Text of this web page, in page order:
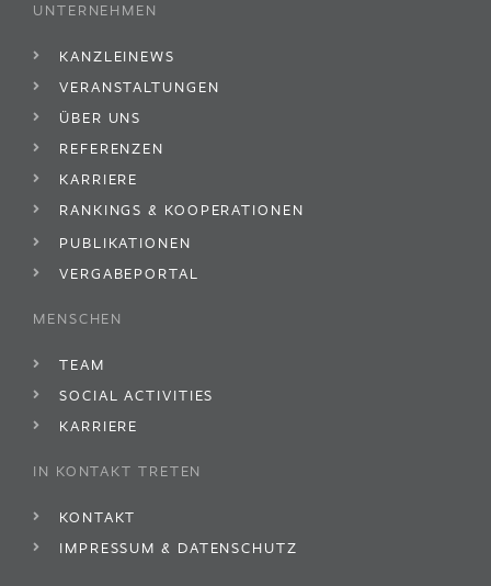
UNTERNEHMEN
KANZLEINEWS
VERANSTALTUNGEN
ÜBER UNS
REFERENZEN
KARRIERE
RANKINGS & KOOPERATIONEN
PUBLIKATIONEN
VERGABEPORTAL
MENSCHEN
TEAM
SOCIAL ACTIVITIES
KARRIERE
IN KONTAKT TRETEN
KONTAKT
IMPRESSUM & DATENSCHUTZ